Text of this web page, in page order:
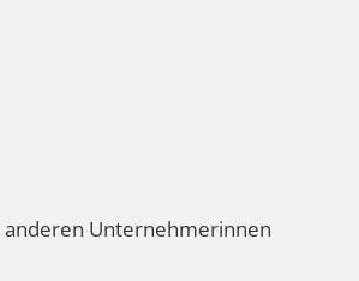
anderen Unternehmerinnen